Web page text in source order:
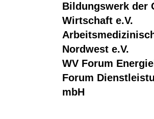
Bildungswerk der
Wirtschaft e.V.
Nordwest e.V.
WV Forum
Forum
mbH